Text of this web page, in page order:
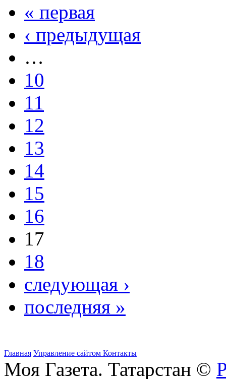
« первая
‹ предыдущая
…
10
11
12
13
14
15
16
17
18
следующая ›
последняя »
Главная Управление сайтом Контакты
Моя Газета. Татарстан ©